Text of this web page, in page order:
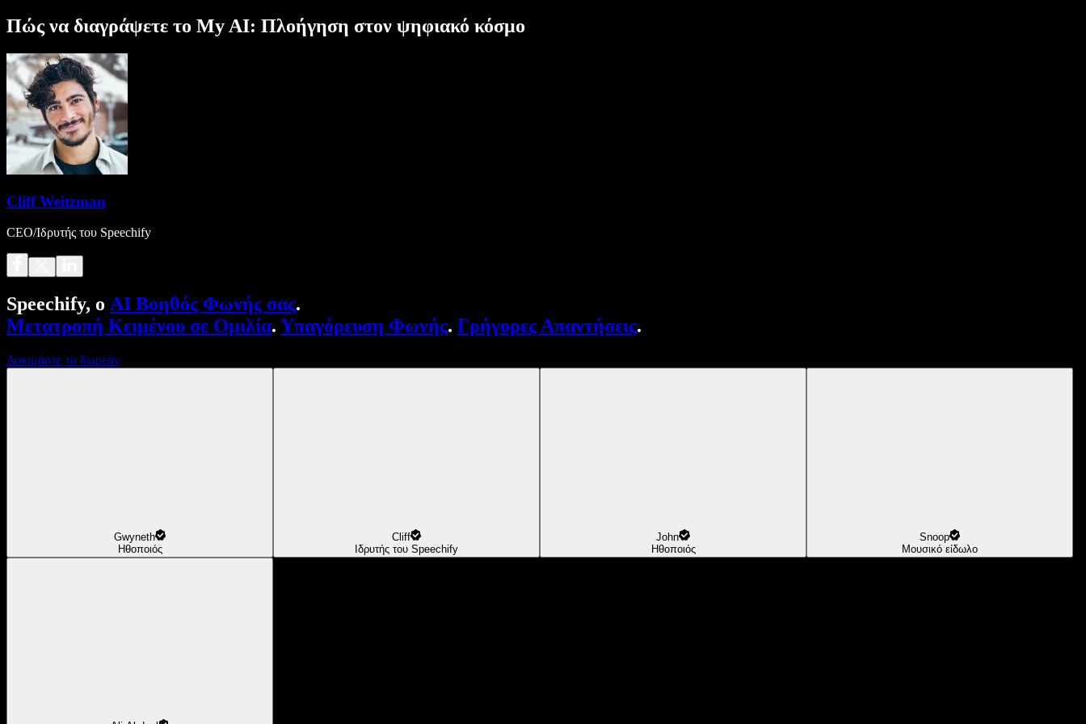
Πώς να διαγράψετε το My AI: Πλοήγηση στον ψηφιακό κόσμο
Cliff Weitzman
CEO/Ιδρυτής του Speechify
Speechify, ο AI Βοηθός Φωνής σας.
Μετατροπή Κειμένου σε Ομιλία. Υπαγόρευση Φωνής. Γρήγορες Απαντήσεις.
Δοκιμάστε το δωρεάν
Gwyneth
Ηθοποιός
Cliff
Ιδρυτής του Speechify
John
Ηθοποιός
Snoop
Μουσικό είδωλο